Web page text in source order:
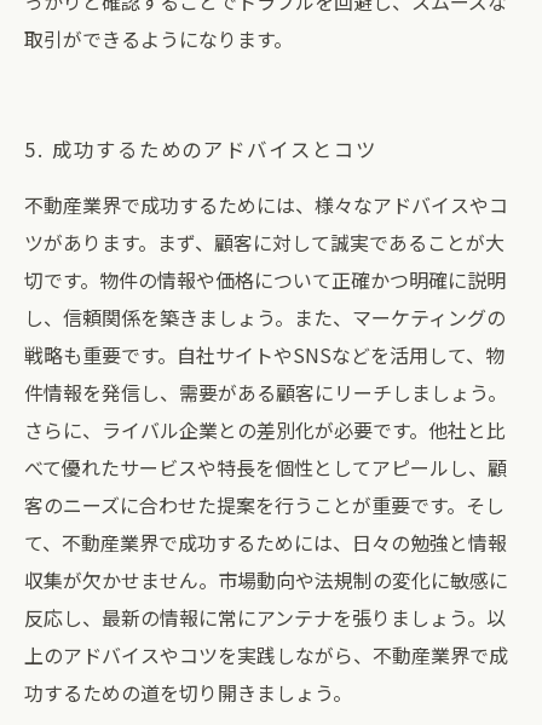
取引ができるようになります。
5. 成功するためのアドバイスとコツ
不動産業界で成功するためには、様々なアドバイスやコ
ツがあります。まず、顧客に対して誠実であることが大
切です。物件の情報や価格について正確かつ明確に説明
し、信頼関係を築きましょう。また、マーケティングの
戦略も重要です。自社サイトやSNSなどを活用して、物
件情報を発信し、需要がある顧客にリーチしましょう。
さらに、ライバル企業との差別化が必要です。他社と比
べて優れたサービスや特長を個性としてアピールし、顧
客のニーズに合わせた提案を行うことが重要です。そし
て、不動産業界で成功するためには、日々の勉強と情報
収集が欠かせません。市場動向や法規制の変化に敏感に
反応し、最新の情報に常にアンテナを張りましょう。以
上のアドバイスやコツを実践しながら、不動産業界で成
功するための道を切り開きましょう。